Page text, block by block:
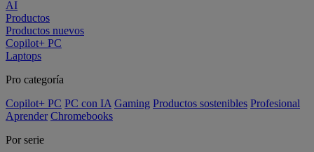
AI
Productos
Productos nuevos
Copilot+ PC
Laptops
Pro categoría
Copilot+ PC PC con IA Gaming Productos sostenibles Profesional
Aprender Chromebooks
Por serie